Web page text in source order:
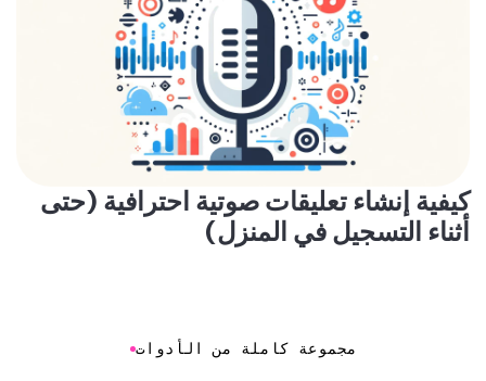
كيفية إنشاء تعليقات صوتية احترافية (حتى
أثناء التسجيل في المنزل)
مجموعة كاملة من الأدوات